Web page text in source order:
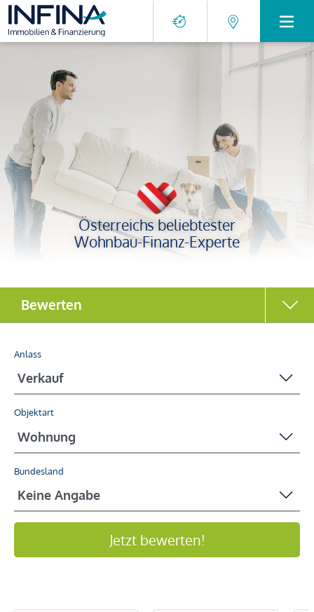
Österreichs beliebtester
Wohnbau-Finanz-Experte
Anlass
Objektart
Bundesland
Jetzt bewerten!
Bewerten